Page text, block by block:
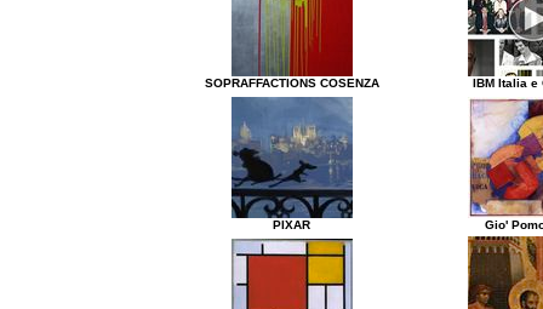
SOPRAFFACTIONS COSENZA IBM Italia e
PIXAR Gio'